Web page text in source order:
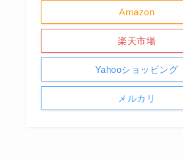
Amazon
楽天市場
Yahooショッピング
メルカリ